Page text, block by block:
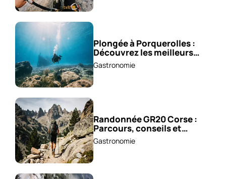
Plongée à Porquerolles :
Découvrez les meilleurs
spots !
Gastronomie
Randonnée GR20 Corse :
Parcours, conseils et
astuces !
Gastronomie